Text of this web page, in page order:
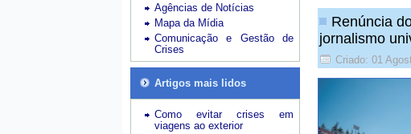
Agências de Notícias
Mapa da Mídia
Comunicação e Gestão de
Crises
Artigos mais lidos
Como evitar crises em
viagens ao exterior
Renúncia
jornalismo
Criado: 01